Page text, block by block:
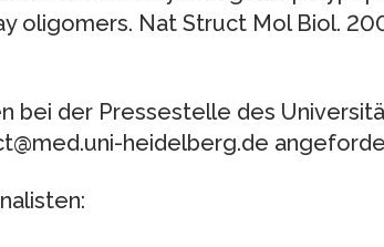
oligomers. Nat Struct Mol Biol.
bei der Pressestelle des
heidelberg.de